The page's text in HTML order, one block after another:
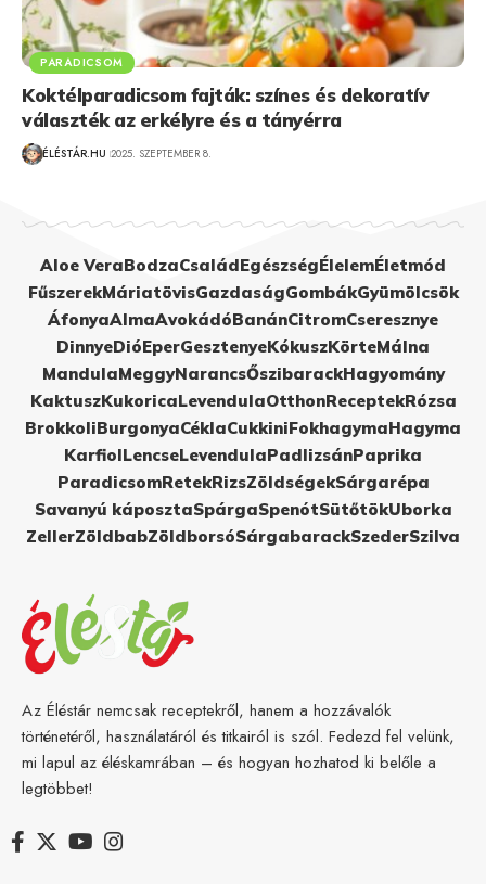
PARADICSOM
Koktélparadicsom fajták: színes és dekoratív
választék az erkélyre és a tányérra
ÉLÉSTÁR.HU 2025. SZEPTEMBER 8.
Aloe VeraBodzaCsaládEgészségÉlelemÉletmód
FűszerekMáriatövisGazdaságGombákGyümölcsök
ÁfonyaAlmaAvokádóBanánCitromCseresznye
DinnyeDióEperGesztenyeKókuszKörteMálna
MandulaMeggyNarancsŐszibarackHagyomány
KaktuszKukoricaLevendulaOtthonReceptekRózsa
BrokkoliBurgonyaCéklaCukkiniFokhagymaHagyma
KarfiolLencseLevendulaPadlizsánPaprika
ParadicsomRetekRizsZöldségekSárgarépa
Savanyú káposztaSpárgaSpenótSütőtökUborka
ZellerZöldbabZöldborsóSárgabarackSzederSzilva
Az Éléstár nemcsak receptekről, hanem a hozzávalók
történetéről, használatáról és titkairól is szól. Fedezd fel velünk,
mi lapul az éléskamrában – és hogyan hozhatod ki belőle a
legtöbbet!